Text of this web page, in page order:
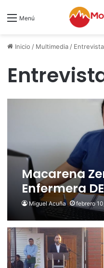
Menú
Inicio / Multimedia/
Macarena
Enfermera
Miguel Acuña febrero